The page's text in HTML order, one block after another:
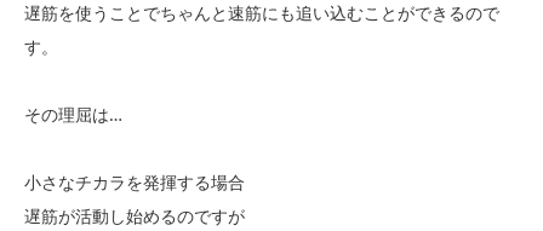
遅筋を使うことでちゃんと速筋にも追い込むことができるので
す。
その理屈は…
小さなチカラを発揮する場合
遅筋が活動し始めるのですが